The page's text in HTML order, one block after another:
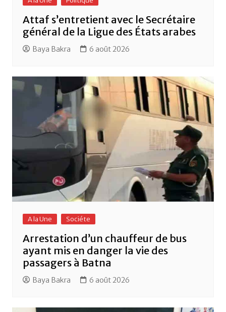
Attaf s’entretient avec le Secrétaire
général de la Ligue des États arabes
Baya Bakra 6 août 2026
A la Une Sociéte
Arrestation d’un chauffeur de bus
ayant mis en danger la vie des
passagers à Batna
Baya Bakra 6 août 2026